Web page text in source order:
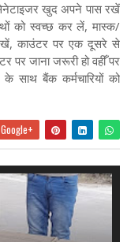
खुद अपने पास रखें
को स्वच्छ कर लें, मास्क/
काउंटर पर एक दूसरे से
पर जाना जरूरी हो वहीँ पर
साथ बैंक कर्मचारियों को
Google+